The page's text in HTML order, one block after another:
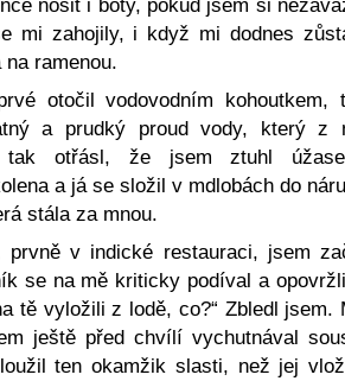
nosit i boty, pokud jsem si
mi zahojily, i když mi dodnes
ramenou.
otočil vodovodním kohoutkem,
a prudký proud vody, který z
tak otřásl, že jsem ztuhl
a já se složil v mdlobách do
stála za mnou.
prvně v indické restauraci, jsem
se na mě kriticky podíval a
tě vyložili z lodě, co?“ Zbledl jsem.
ještě před chvílí vychutnával
ten okamžik slasti, než jej